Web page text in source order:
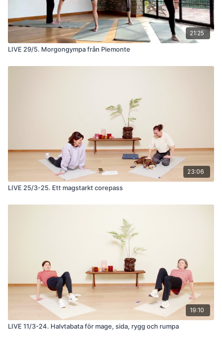
21:25
LIVE 29/5. Morgongympa från Piemonte
23:06
LIVE 25/3-25. Ett magstarkt corepass
19:10
LIVE 11/3-24. Halvtabata för mage, sida, rygg och rumpa